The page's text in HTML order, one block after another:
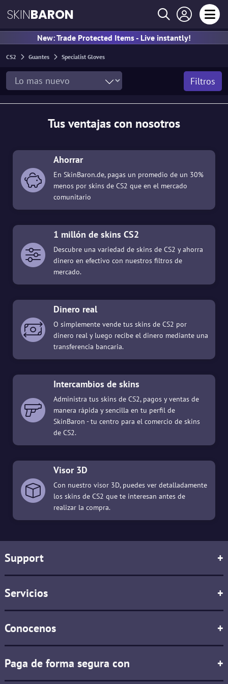
SKINBARON
New: Trade Protected Items - Live instantly!
CS2 Guantes Specialist Gloves
Filtros
Tus ventajas con nosotros
Ahorrar
En SkinBaron.de, pagas un promedio de un 30%
menos por skins de CS2 que en el mercado
comunitario
1 millón de skins CS2
Descubre una variedad de skins de CS2 y ahorra
dinero en efectivo con nuestros filtros de
mercado.
Dinero real
O simplemente vende tus skins de CS2 por
dinero real y luego recibe el dinero mediante una
transferencia bancaria.
Intercambios de skins
Administra tus skins de CS2, pagos y ventas de
manera rápida y sencilla en tu perfil de
SkinBaron - tu centro para el comercio de skins
de CS2.
Visor 3D
Con nuestro visor 3D, puedes ver detalladamente
los skins de CS2 que te interesan antes de
realizar la compra.
Support +
Servicios +
Conocenos +
Paga de forma segura con +